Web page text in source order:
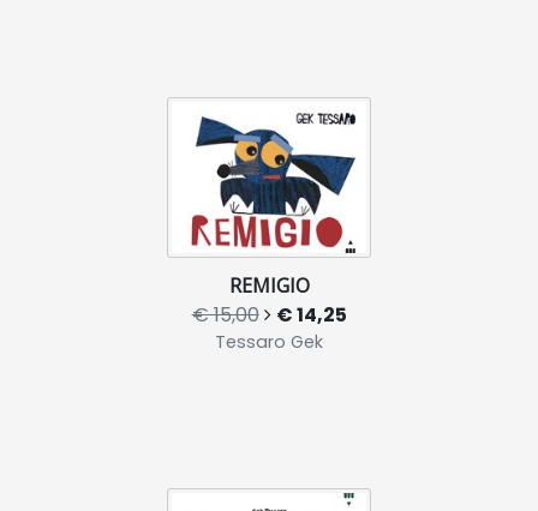
REMIGIO
€ 15,00 € 14,25
Tessaro Gek